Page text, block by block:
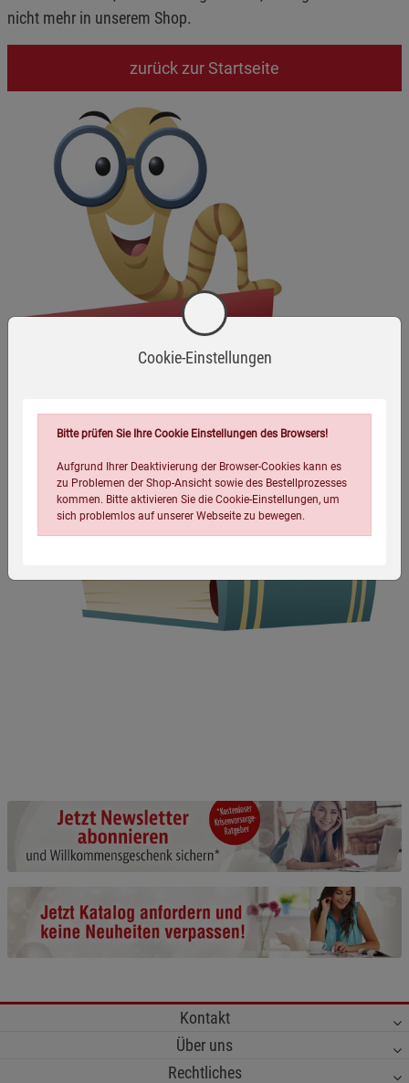
nicht mehr in unserem Shop.
zurück zur Startseite
Kontakt
Über uns
Rechtliches
Cookie-Einstellungen
Bitte prüfen Sie Ihre Cookie Einstellungen des Browsers!
Aufgrund Ihrer Deaktivierung der Browser-Cookies kann es
zu Problemen der Shop-Ansicht sowie des Bestellprozesses
kommen. Bitte aktivieren Sie die Cookie-Einstellungen, um
sich problemlos auf unserer Webseite zu bewegen.
Beschreibung Notwendige Cookies
Cookie-Informationenanzeigen
Funktionale Cookies (1) Funktionale
Beschreibung Funktionale Cookies
anzeigen
Statistik Cookies (2) Statistik Cookies
Beschreibung Statistik Cookies
Cookie-Informationen